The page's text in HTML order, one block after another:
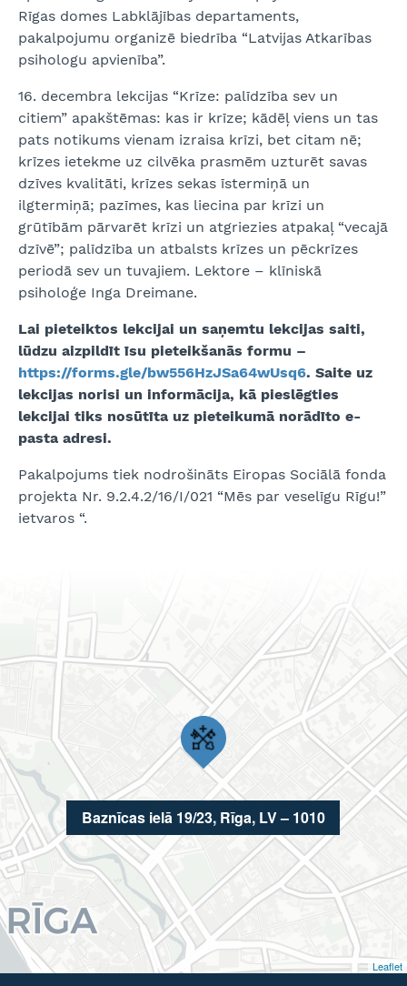
Rīgas domes Labklājības departaments,
pakalpojumu organizē biedrība “Latvijas Atkarības
psihologu apvienība”.
16. decembra lekcijas “Krīze: palīdzība sev un
citiem” apakštēmas: kas ir krīze; kādēļ viens un tas
pats notikums vienam izraisa krīzi, bet citam nē;
krīzes ietekme uz cilvēka prasmēm uzturēt savas
dzīves kvalitāti, krīzes sekas īstermiņā un
ilgtermiņā; pazīmes, kas liecina par krīzi un
grūtībām pārvarēt krīzi un atgriezies atpakaļ “vecajā
dzīvē”; palīdzība un atbalsts krīzes un pēckrīzes
periodā sev un tuvajiem. Lektore – klīniskā
psiholoģe Inga Dreimane.
Lai pieteiktos lekcijai un saņemtu lekcijas saiti,
lūdzu aizpildīt īsu pieteikšanās formu –
https://forms.gle/bw556HzJSa64wUsq6. Saite uz
lekcijas norisi un informācija, kā pieslēgties
lekcijai tiks nosūtīta uz pieteikumā norādīto e-
pasta adresi.
Pakalpojums tiek nodrošināts Eiropas Sociālā fonda
projekta Nr. 9.2.4.2/16/I/021 “Mēs par veselīgu Rīgu!”
ietvaros “.
Baznīcas ielā 19/23, Rīga, LV – 1010
Leaflet